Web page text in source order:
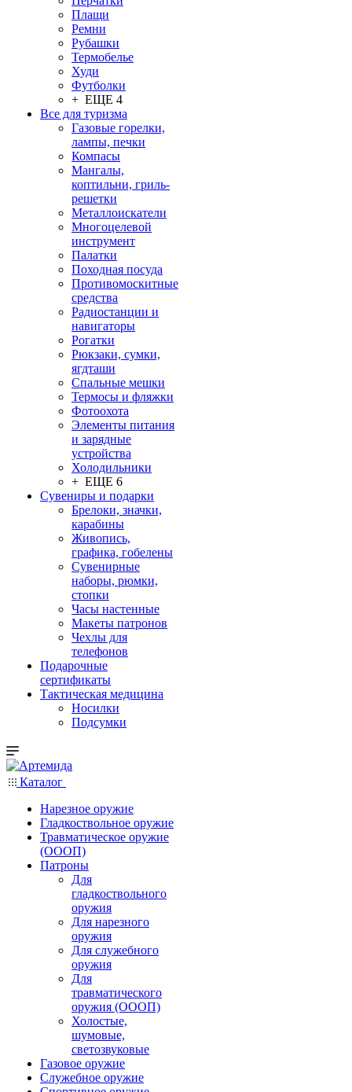
Плащи
Ремни
Рубашки
Термобелье
Худи
Футболки
+ ЕЩЕ 4
Все для туризма
Газовые горелки,
лампы, печки
Компасы
Мангалы,
коптильни, гриль-
решетки
Металлоискатели
Многоцелевой
инструмент
Палатки
Походная посуда
Противомоскитные
средства
Радиостанции и
навигаторы
Рогатки
Рюкзаки, сумки,
ягдташи
Спальные мешки
Термосы и фляжки
Фотоохота
Элементы питания
и зарядные
устройства
Холодильники
+ ЕЩЕ 6
Сувениры и подарки
Брелоки, значки,
карабины
Живопись,
графика, гобелены
Сувенирные
наборы, рюмки,
стопки
Часы настенные
Макеты патронов
Чехлы для
телефонов
Подарочные
сертификаты
Тактическая медицина
Носилки
Подсумки
Каталог
Нарезное оружие
Гладкоствольное оружие
Травматическое оружие
(ОООП)
Патроны
Для
гладкоствольного
оружия
Для нарезного
оружия
Для служебного
оружия
Для
травматического
оружия (ОООП)
Холостые,
шумовые,
светозвуковые
Газовое оружие
Служебное оружие